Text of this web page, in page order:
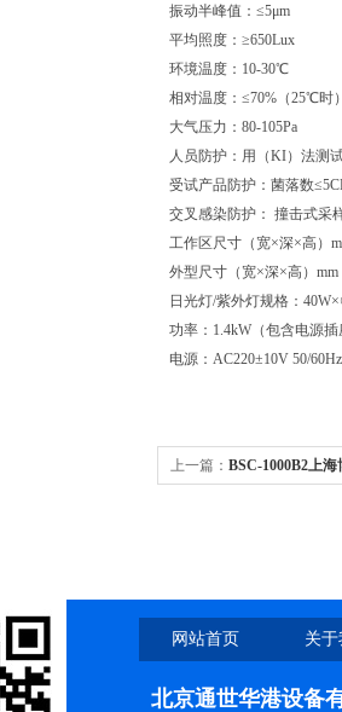
振动半峰值：≤5μm
平均照度：≥650Lux
环境温度：10-30℃
相对温度：≤70%（25℃时
大气压力：80-105Pa
人员防护：用（KI）法测
受试产品防护：菌落数
交叉感染防护： 撞击式采
工作区尺寸（宽×深×高）
外型尺寸（宽×深×高）mm
日光灯/紫外灯规格：
功率：1.4kW（包含电源插
电源：AC220±10V 50/60Hz
上一篇： BSC-1000B2上海
网站首页 关
北京通世华港设备